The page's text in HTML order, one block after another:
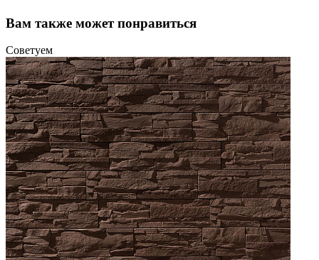
Вам также может понравиться
Советуем